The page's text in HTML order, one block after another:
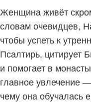
Женщина живёт
словам очевидцев,
чтобы успеть к
Псалтирь, цитирует
и помогает в
главное увлечение
чему она обучалась